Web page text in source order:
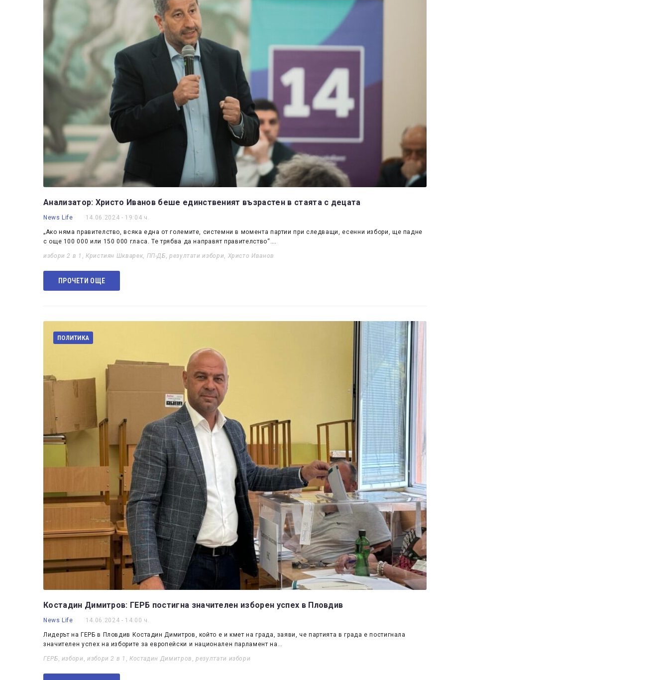
Анализатор: Христо Иванов беше единственият възрастен в стаята с децата
News Life 14.06.2024 - 19:04 ч.
„Ако няма правителство, всяка една от големите, системни в момента партии при следващи, есенни избори, ще падне
с още 100 000 или 150 000 гласа. Те трябва да направят правителство“.…
избори 2 в 1 , Кристиян Шкварек, ПП-ДБ, резултати избори, Христо Иванов
ПРОЧЕТИ ОЩЕ
ПОЛИТИКА
Костадин Димитров: ГЕРБ постигна значителен изборен успех в Пловдив
News Life 14.06.2024 - 14:00 ч.
Лидерът на ГЕРБ в Пловдив Костадин Димитров, който е и кмет на града, заяви, че партията в града е постигнала
значителен успех на изборите за европейски и национален парламент на…
ГЕРБ, избори , избори 2 в 1 , Костадин Димитров ,резултати избори